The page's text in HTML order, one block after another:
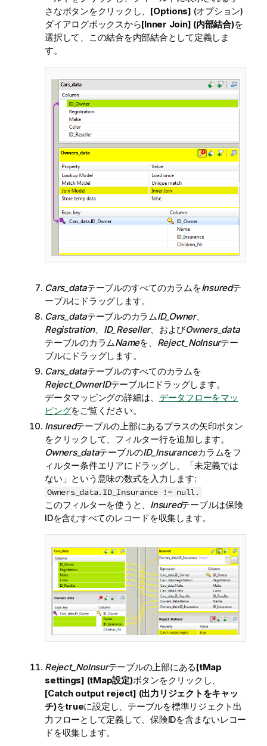
さなボタンをクリックし、 [Options] (オプション)
ダイアログボックスから[Inner Join] (内部結合)を
選択して、この結合を内部結合として定義しま
す。
Cars_dataテーブルのすべてのカラムをInsuredテ
ーブルにドラッグします。
Cars_dataテーブルのカラムID_Owner、
Registration、 ID_Reseller、およびOwners_data
テーブルのカラムNameを、 Reject_NoInsurテー
ブルにドラッグします。
Cars_dataテーブルのすべてのカラムを
Reject_OwnerIDテーブルにドラッグします。
データマッピングの詳細は、 データフローをマッ
ピングをご覧ください。
Insuredテーブルの上部にあるプラスの矢印ボタン
をクリックして、フィルター行を追加します。
Owners_dataテーブルのID_Insuranceカラムをフ
ィルター条件エリアにドラッグし、「未定義では
ない」という意味の数式を入力します:
Owners_data.ID_Insurance != null.
このフィルターを使うと、 Insuredテーブルは保険
IDを含むすべてのレコードを収集します。
Reject_NoInsurテーブルの上部にある[tMap
settings] (tMap設定)ボタンをクリックし、
[Catch output reject] (出力リジェクトをキャッ
チ)をtrueに設定し、テーブルを標準リジェクト出
力フローとして定義して、保険IDを含まないレコー
ドを収集します。